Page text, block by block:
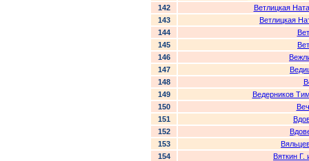
142
Ветлицкая
143
Ветлицкая
144
145
146
147
148
149
Ведерников
150
151
152
153
154
Вяткин